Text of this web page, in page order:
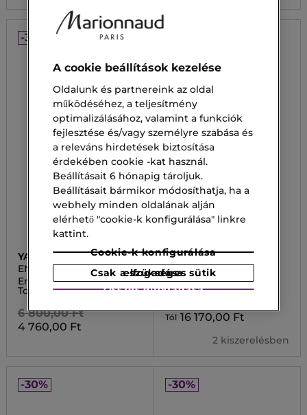
-30%
YARDLEY
ENGLISH ROSE
English Rose Eau de
Toilette
6 800,00 Ft
4 760,00 Ft
DSQUARED2
WOOD POUR FEMME
Eau de Toilette
Tól 16 170,00 Ft
2 kiszerelésben
-30% -30%
A cookie beállítások kezelése
Oldalunk és partnereink az oldal
működéséhez, a teljesítmény
optimalizálásához, valamint a funkciók
fejlesztése és/vagy személyre szabása és
a releváns hirdetések biztosítása
érdekében cookie -kat használ.
Beállításait 6 hónapig tároljuk.
Beállításait bármikor módosíthatja, ha a
webhely minden oldalának alján
elérhető "cookie-k konfigurálása" linkre
kattint.
Cookie-k konfigurálása
Csak a szükséges sütik elfogadása
Összes elfogadása